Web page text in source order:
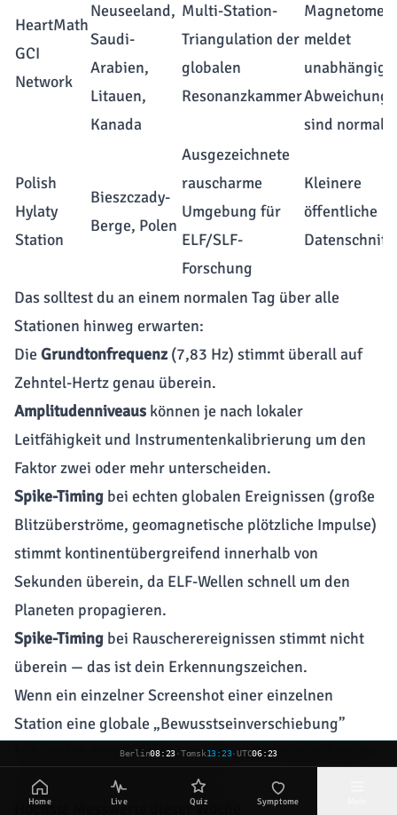
HeartMath
GCI
Network
Neuseeland,
Saudi-
Arabien,
Litauen,
Kanada
Multi-Station-
Triangulation der
globalen
Resonanzkammer
meldet
unabhängig;
sind normal
Polish
Hylaty
Station
Bieszczady-
Berge, Polen
Ausgezeichnete
rauscharme
Umgebung für
ELF/SLF-
Forschung
Kleinere
öffentliche
Das solltest du an einem normalen Tag über alle
Stationen hinweg erwarten:
Die Grundtonfrequenz(7,83 Hz) stimmt überall auf
Zehntel-Hertz genau überein.
Amplitudenniveaus können je nach lokaler
Leitfähigkeit und Instrumentenkalibrierung um den
Faktor zwei oder mehr unterscheiden.
Spike-Timing bei echten globalen Ereignissen (große
Blitzüberströme, geomagnetische plötzliche Impulse)
stimmt kontinentübergreifend innerhalb von
Sekunden überein, da ELF-Wellen schnell um den
Planeten propagieren.
Spike-Timing bei Rauscherereignissen stimmt nicht
überein — das ist dein Erkennungszeichen.
Wenn ein einzelner Screenshot einer einzelnen
Station eine globale „Bewusstseinverschiebung”
behauptet, kreuzchecke es gegen eine zweite Station,
bevor du es als real behandelst.
Höchste Messwerte dieser Woche
Berlin08:23·Tomsk13:23·UTC06:23
Home Live Quiz Symptome